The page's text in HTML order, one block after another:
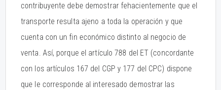
contribuyente debe demostrar fehacientemente que el
transporte resulta ajeno a toda la operación y que
cuenta con un fin económico distinto al negocio de
venta. Así, porque el artículo 788 del ET (concordante
con los artículos 167 del CGP y 177 del CPC) dispone
que le corresponde al interesado demostrar las